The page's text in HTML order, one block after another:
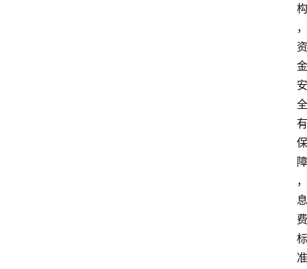
构
，
资
金
安
全
有
保
障
，
息
费
标
准